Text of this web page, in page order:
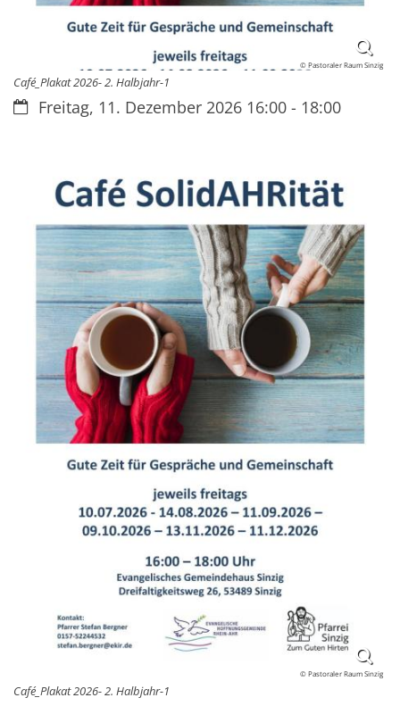
© Pastoraler Raum Sinzig
Café_Plakat 2026- 2. Halbjahr-1
Datum:Freitag, 11. Dezember 2026 16:00 - 18:00
© Pastoraler Raum Sinzig
Café_Plakat 2026- 2. Halbjahr-1